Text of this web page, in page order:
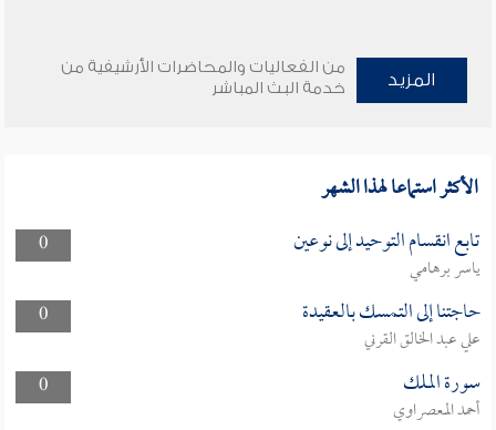
المزيد
من الفعاليات والمحاضرات الأرشيفية من
خدمة البث المباشر
الأكثر استماعا لهذا الشهر
0 تابع انقسام التوحيد إلى نوعين
ياسر برهامي
0
حاجتنا إلى التمسك بالعقيدة
علي عبد الخالق القرني
0
سورة الملك
أحمد المعصراوي